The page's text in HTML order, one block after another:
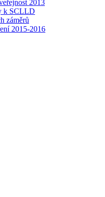
2013
k SCLLD
záměrů
2015-2016